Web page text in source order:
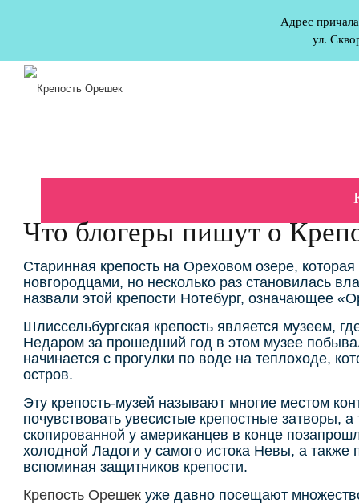
Адрес
ул.
Что блогеры пишут о
Старинная крепость на Ореховом озере,
новгородцами, но несколько раз становилась
назвали этой крепости Нотебург, означающее
Шлиссельбургская крепость является музеем,
Недаром за прошедший год в этом музее
начинается с прогулки по воде на теплоходе,
остров.
Эту крепость-музей называют многие местом
почувствовать увесистые крепостные затворы,
скопированной у американцев в конце
холодной Ладоги у самого истока Невы, а также
вспоминая защитников крепости.
Крепость Орешекуже давно посещают